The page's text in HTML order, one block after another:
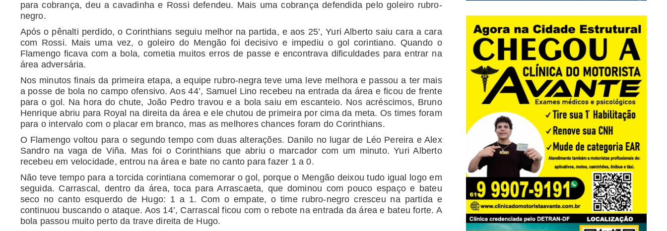
para cobrança, deu a cavadinha e Rossi defendeu. Mais uma cobrança defendida pelo goleiro rubro-
negro.
Após o pênalti perdido, o Corinthians seguiu melhor na partida, e aos 25’, Yuri Alberto saiu cara a cara
com Rossi. Mais uma vez, o goleiro do Mengão foi decisivo e impediu o gol corintiano. Quando o
Flamengo ficava com a bola, cometia muitos erros de passe e encontrava dificuldades para entrar na
área adversária.
Nos minutos finais da primeira etapa, a equipe rubro-negra teve uma leve melhora e passou a ter mais
a posse de bola no campo ofensivo. Aos 44’, Samuel Lino recebeu na entrada da área e ficou de frente
para o gol. Na hora do chute, João Pedro travou e a bola saiu em escanteio. Nos acréscimos, Bruno
Henrique abriu para Royal na direita da área e ele chutou de primeira por cima da meta. Os times foram
para o intervalo com o placar em branco, mas as melhores chances foram do Corinthians.
O Flamengo voltou para o segundo tempo com duas alterações. Danilo no lugar de Léo Pereira e Alex
Sandro na vaga de Viña. Mas foi o Corinthians que abriu o marcador com um minuto. Yuri Alberto
recebeu em velocidade, entrou na área e bate no canto para fazer 1 a 0.
Não teve tempo para a torcida corintiana comemorar o gol, porque o Mengão deixou tudo igual logo em
seguida. Carrascal, dentro da área, toca para Arrascaeta, que dominou com pouco espaço e bateu
seco no canto esquerdo de Hugo: 1 a 1. Com o empate, o time rubro-negro cresceu na partida e
continuou buscando o ataque. Aos 14’, Carrascal ficou com o rebote na entrada da área e bateu forte. A
bola passou muito perto da trave direita de Hugo.